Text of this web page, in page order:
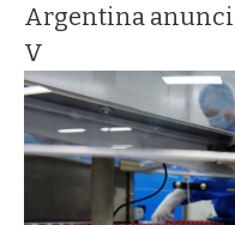
Argentina
V